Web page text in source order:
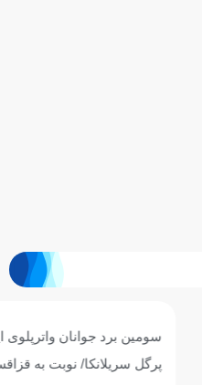
واترپلوی ایران با شکست
نوبت به قزاقستان رسید